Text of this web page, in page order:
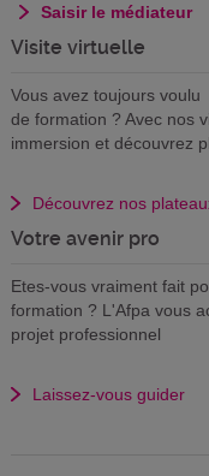
Saisir le médiateur
Visite virtuelle
Vous avez toujours
de formation ? Avec nos
immersion et découvrez
Découvrez nos
Votre avenir pro
Etes-vous vraiment fait
formation ? L'Afpa vous
projet professionnel
Laissez-vous guider